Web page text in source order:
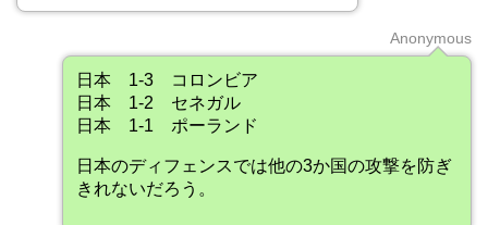
Anonymous
日本 1-3 コロンビア
日本 1-2 セネガル
日本 1-1 ポーランド
日本のディフェンスでは他の3か国の攻撃を防ぎ
きれないだろう。